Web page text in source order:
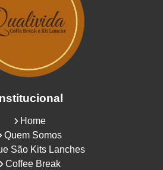
Home
Quem Somos
São Kits Lanches
Coffee Break